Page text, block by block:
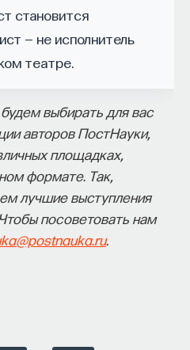
становится
— не исполнитель
театре.
выбирать для вас
авторов ПостНауки,
площадках,
формате. Так,
лучшие выступления
посоветовать нам
.
оно будет.
эффективность,
человек будет работать
и насколько
команде и профессии.
может точно
рабочие места ждут
оптика тоже остается
зависимости от того,
университет,
разные ответы
строить